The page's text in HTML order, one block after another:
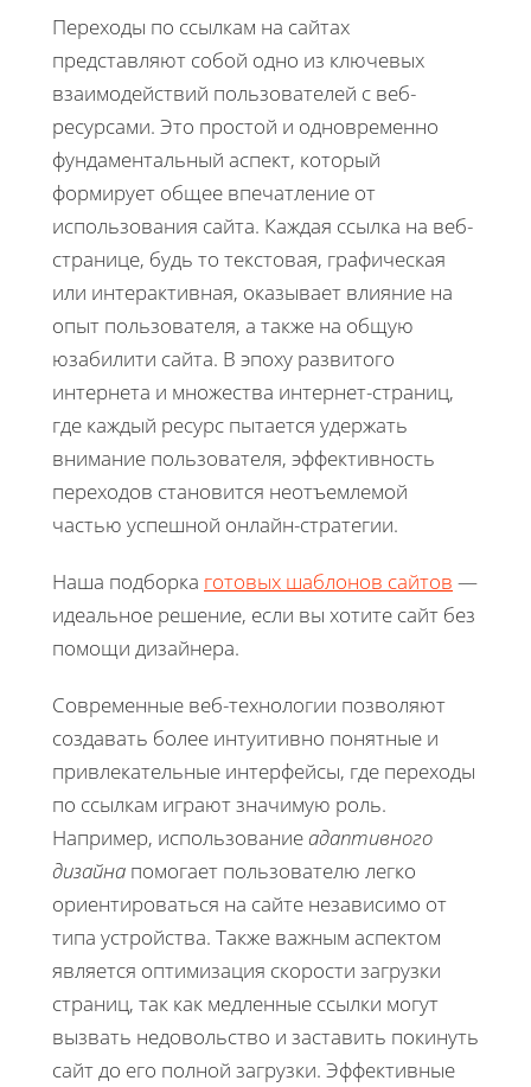
Переходы по ссылкам на сайтах
представляют собой одно из ключевых
взаимодействий пользователей с веб-
ресурсами. Это простой и одновременно
фундаментальный аспект, который
формирует общее впечатление от
использования сайта. Каждая ссылка на веб-
странице, будь то текстовая, графическая
или интерактивная, оказывает влияние на
опыт пользователя, а также на общую
юзабилити сайта. В эпоху развитого
интернета и множества интернет-страниц,
где каждый ресурс пытается удержать
внимание пользователя, эффективность
переходов становится неотъемлемой
частью успешной онлайн-стратегии.
Наша подборка готовых шаблонов сайтов —
идеальное решение, если вы хотите сайт без
помощи дизайнера.
Современные веб-технологии позволяют
создавать более интуитивно понятные и
привлекательные интерфейсы, где переходы
по ссылкам играют значимую роль.
Например, использование адаптивного
дизайна помогает пользователю легко
ориентироваться на сайте независимо от
типа устройства. Также важным аспектом
является оптимизация скорости загрузки
страниц, так как медленные ссылки могут
вызвать недовольство и заставить покинуть
сайт до его полной загрузки. Эффективные